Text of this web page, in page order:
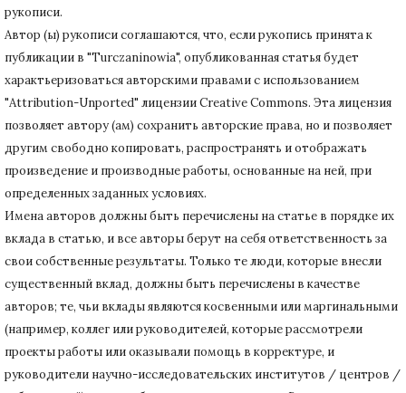
рукописи.
Автор (ы) рукописи соглашаются, что, если рукопись принята к
публикации в "Turczaninowia", опубликованная статья будет
характьеризоваться авторскими правами с использованием
"Attribution-Unported" лицензии Creative Commons. Эта лицензия
позволяет автору (ам) сохранить авторские права, но и позволяет
другим свободно копировать, распространять и отображать
произведение и производные работы, основанные на ней, при
определенных заданных условиях.
Имена авторов должны быть перечислены на статье в порядке их
вклада в статью, и все авторы берут на себя ответственность за
свои собственные результаты. Только те люди, которые внесли
существенный вклад, должны быть перечислены в качестве
авторов; те, чьи вклады являются косвенными или маргинальными
(например, коллег или руководителей, которые рассмотрели
проекты работы или оказывали помощь в корректуре, и
руководители научно-исследовательских институтов / центров /